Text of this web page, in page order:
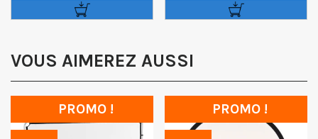
VOUS AIMEREZ AUSSI
PROMO ! PROMO !